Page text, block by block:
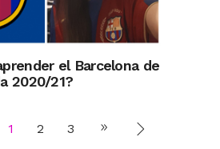
el Barcelona de
2020/21?
1 2 3